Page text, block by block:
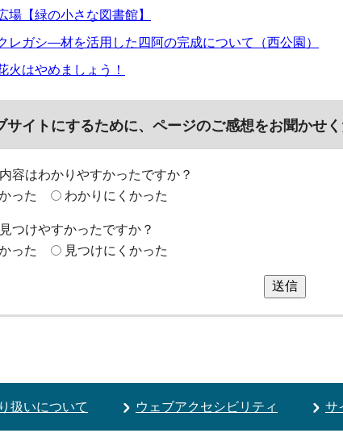
場【緑の小さな図書館】
レガシ―材を活用した四阿の完成について（西公園）
火はやめましょう！
サイトにするために、ページのご感想をお聞かせく
容はわかりやすかったですか？
った
わかりにくかった
つけやすかったですか？
った
見つけにくかった
送信
扱いについて ウェブアクセシビリティ サ